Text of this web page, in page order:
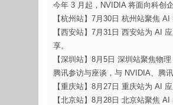
今年 3 月起，NVIDIA 将面向科创
【杭州站】7月30日 杭州站聚焦
【西安站】7月31日 西安站为 AI
享。
【深圳站】8月5日 深圳站聚焦物
腾讯参访与座谈，与 NVIDIA、腾
【重庆站】8月27日 重庆站为 AI
【北京站】8月28日 北京站聚焦